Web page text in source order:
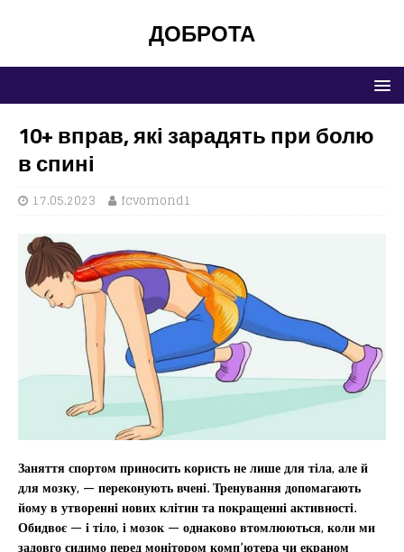
ДОБРОТА
10+ вправ, які зарадять при болю
в спині
17.05.2023 fcvomond1
Заняття спортом приносить користь не лише для тіла, але й
для мозку, — переконують вчені. Тренування допомагають
йому в утворенні нових клітин та покращенні активності.
Обидвоє — і тіло, і мозок — однаково втомлюються, коли ми
задовго сидимо перед монітором комп’ютера чи екраном